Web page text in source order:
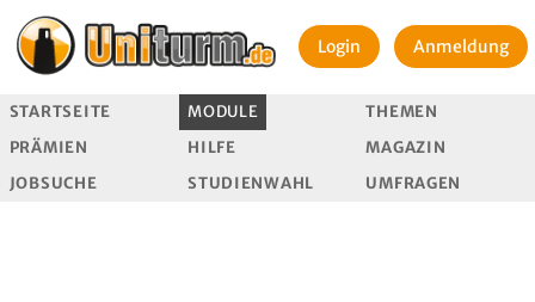
Login Anmeldung
STARTSEITE MODULE
THEMEN
PRÄMIEN
HILFE
MAGAZIN
JOBSUCHE
STUDIENWAHL UMFRAGEN